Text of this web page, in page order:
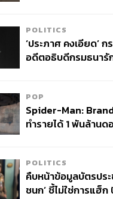
POLITICS
‘ประภาศ คงเอียด’
อดีตอธิบดีกรมธนารั
POP
Spider-Man:
ทำรายได้ 1 พันล้านด
POLITICS
คืบหน้าข้อมูลบัตรประ
ชนก’ ชี้ไม่ใช่การแฮ็